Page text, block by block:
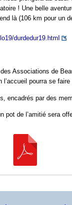
! Une belle
là (106 km pour un
durdedur19.html
Associations de
pourra se
encadrés par des
pot de l’amitié sera